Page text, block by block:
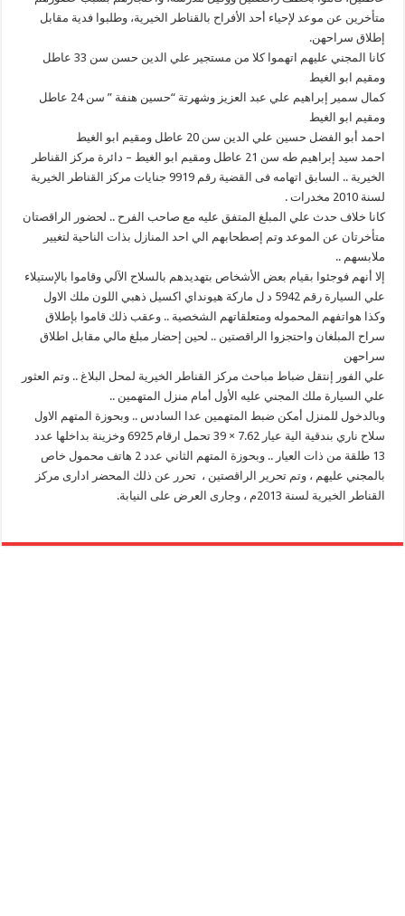
متأخرين عن موعد لإحياء أحد الأفراح بالقناطر الخيرية، وطلبوا فدية مقابل
إطلاق سراحهن.
كانا المجني عليهم اتهموا كلا من مستجير علي الدين حسن سن 33 عاطل
ومقيم ابو الغيط
كمال سمير إبراهيم علي عبد العزيز وشهرتة “حسين هنفة ” سن 24 عاطل
ومقيم ابو الغيط
احمد أبو الفضل حسين علي الدين سن 20 عاطل ومقيم ابو الغيط
احمد سيد إبراهيم طه سن 21 عاطل ومقيم ابو الغيط – دائرة مركز القناطر
الخيرية .. السابق اتهامه فى القضية رقم 9919 جنايات مركز القناطر الخيرية
لسنة 2010 مخدرات .
كانا خلاف حدث علي المبلغ المتفق عليه مع صاحب الفرح .. لحضور الراقصتان
متأخرتان عن الموعد وتم إصطحابهم الي احد المنازل بذات الناحية لتغيير
ملابسهم ..
إلا أنهم فوجئوا بقيام بعض الأشخاص بتهديدهم بالسلاح الآلي وقاموا بالإستيلاء
علي السيارة رقم 5942 د ل ماركة هيونداي اكسيل ذهبي اللون ملك الاول
وكذا هواتفهم المحموله ومتعلقاتهم الشخصية .. وعقب ذلك قاموا بإطلاق
سراح المبلغان واحتجزوا الراقصتين .. لحين إحضار مبلغ مالي مقابل اطلاق
سراحهن
علي الفور إنتقل ضباط مباحث مركز القناطر الخيرية لمحل البلاغ .. وتم العثور
علي السيارة ملك المجني عليه الأول أمام منزل المتهمين ..
وبالدخول للمنزل أمكن ضبط المتهمين عدا السادس .. وبحوزة المتهم الاول
سلاح ناري بندقية الية عيار 7.62 × 39 تحمل ارقام 6925 وخزينة بداخلها عدد
13 طلقة من ذات العيار .. وبحوزة المتهم الثاني عدد 2 هاتف محمول خاص
بالمجني عليهم ، وتم تحرير الراقصتين ، تحرر عن ذلك المحضر ادارى مركز
القناطر الخيرية لسنة 2013م ، وجارى العرض على النيابة.